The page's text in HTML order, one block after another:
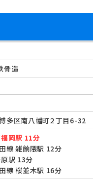
骨造
多区南八幡町２丁目6-32
岡駅 11分
線 雑餉隈駅 12分
駅 13分
線 桜並木駅 16分